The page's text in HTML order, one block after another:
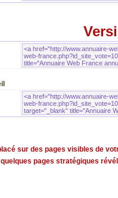
sur des pages visibles de
pages stratégiques